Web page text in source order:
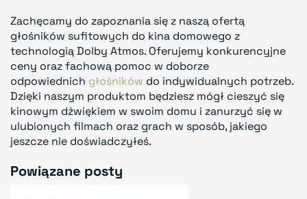
Zachęcamy do zapoznania się z naszą ofertą
głośników sufitowych do kina domowego z
technologią Dolby Atmos. Oferujemy konkurencyjne
ceny oraz fachową pomoc w doborze
odpowiednich głośników do indywidualnych potrzeb.
Dzięki naszym produktom będziesz mógł cieszyć się
kinowym dźwiękiem w swoim domu i zanurzyć się w
ulubionych filmach oraz grach w sposób, jakiego
jeszcze nie doświadczyłeś.
Powiązane posty